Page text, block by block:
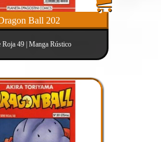
Ball 202
Roja 49 | Manga Rústico